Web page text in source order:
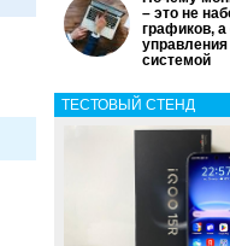
– это не
графиков, а
системой
ТЕСТОВЫЙ СТЕНД